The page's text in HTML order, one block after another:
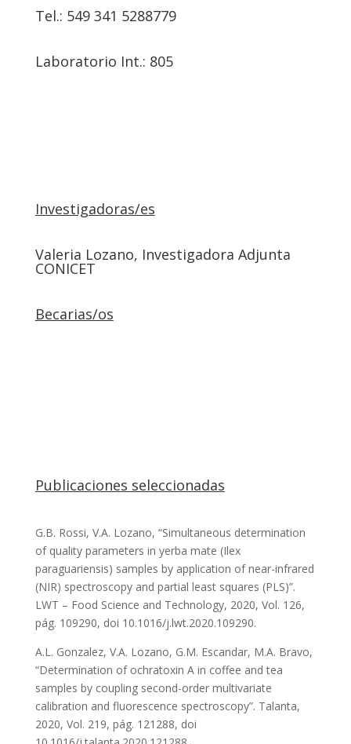
Tel.: 549 341 5288779
Laboratorio Int.: 805
Investigadoras/es
Valeria Lozano, Investigadora Adjunta
CONICET
Becarias/os
Publicaciones seleccionadas
G.B. Rossi, V.A. Lozano, “Simultaneous determination
of quality parameters in yerba mate (Ilex
paraguariensis) samples by application of near-infrared
(NIR) spectroscopy and partial least squares (PLS)”.
LWT – Food Science and Technology, 2020, Vol. 126,
pág. 109290, doi 10.1016/j.lwt.2020.109290.
A.L. Gonzalez, V.A. Lozano, G.M. Escandar, M.A. Bravo,
“Determination of ochratoxin A in coffee and tea
samples by coupling second-order multivariate
calibration and fluorescence spectroscopy”. Talanta,
2020, Vol. 219, pág. 121288, doi